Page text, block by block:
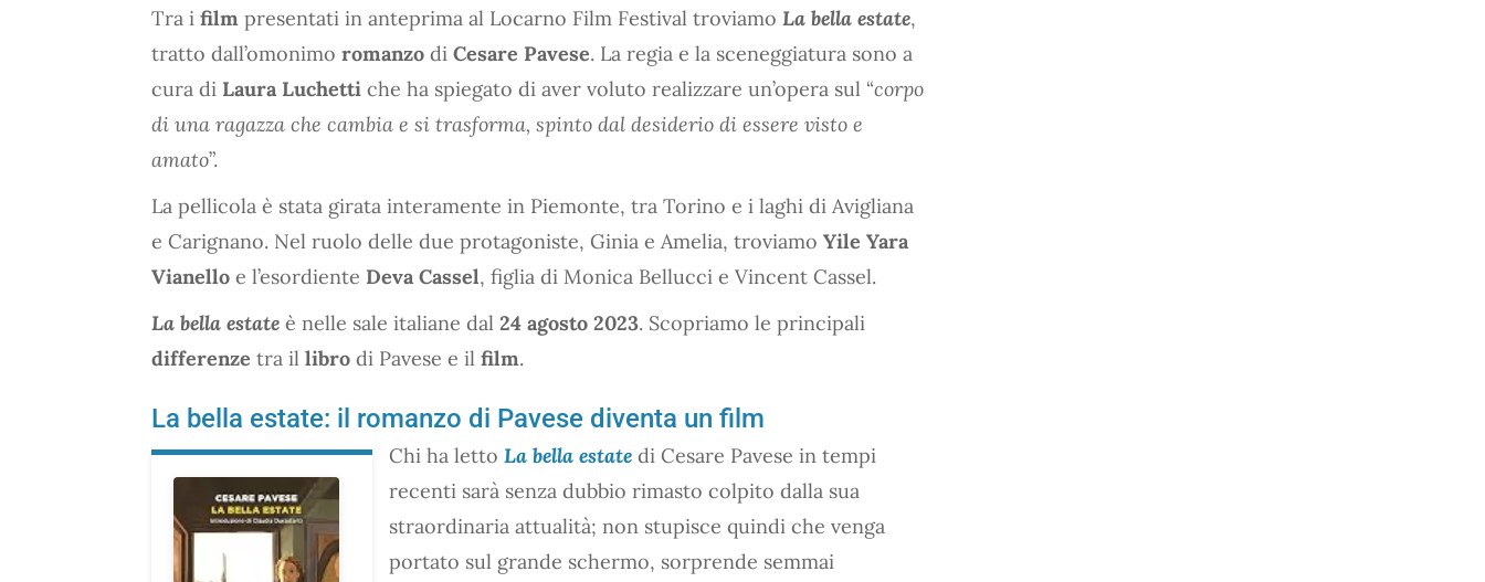
Tra i film presentati in anteprima al Locarno Film Festival troviamo La bella estate,
tratto dall’omonimo romanzo di Cesare Pavese. La regia e la sceneggiatura sono a
cura di Laura Luchetti che ha spiegato di aver voluto realizzare un’opera sul “corpo
di una ragazza che cambia e si trasforma, spinto dal desiderio di essere visto e
amato”.
La pellicola è stata girata interamente in Piemonte, tra Torino e i laghi di Avigliana
e Carignano. Nel ruolo delle due protagoniste, Ginia e Amelia, troviamo Yile Yara
Vianello e l’esordiente Deva Cassel, figlia di Monica Bellucci e Vincent Cassel.
La bella estate è nelle sale italiane dal 24 agosto 2023. Scopriamo le principali
differenze tra il libro di Pavese e il film.
La bella estate: il romanzo di Pavese diventa un film
Chi ha letto La bella estate di Cesare Pavese in tempi
recenti sarà senza dubbio rimasto colpito dalla sua
straordinaria attualità; non stupisce quindi che venga
portato sul grande schermo, sorprende semmai